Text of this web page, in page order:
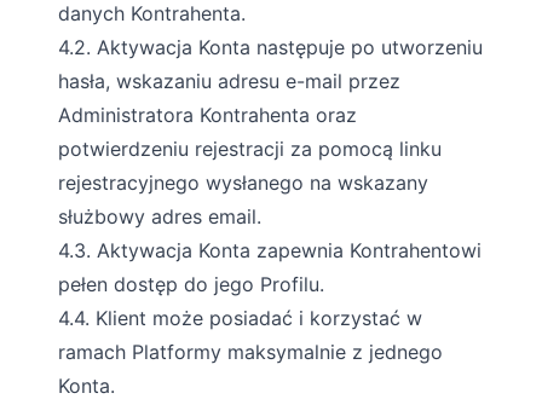
danych Kontrahenta.
4.2. Aktywacja Konta następuje po utworzeniu
hasła, wskazaniu adresu e-mail przez
Administratora Kontrahenta oraz
potwierdzeniu rejestracji za pomocą linku
rejestracyjnego wysłanego na wskazany
służbowy adres email.
4.3. Aktywacja Konta zapewnia Kontrahentowi
pełen dostęp do jego Profilu.
4.4. Klient może posiadać i korzystać w
ramach Platformy maksymalnie z jednego
Konta.